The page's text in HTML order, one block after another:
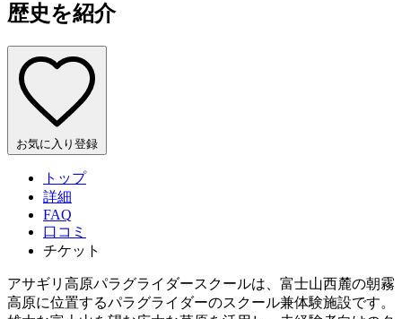
歴史を紹介
お気に入り登録
トップ
詳細
FAQ
口コミ
チケット
アサギリ高原パラグライダースクールは、富士山西麓の朝霧
高原に位置するパラグライダーのスクール兼体験施設です。